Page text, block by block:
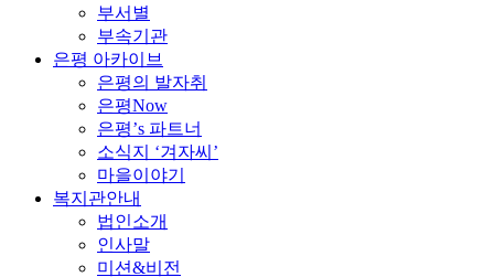
부서별
부속기관
은평 아카이브
은평의 발자취
은평Now
은평’s 파트너
소식지 ‘겨자씨’
마을이야기
복지관안내
법인소개
인사말
미션&비전